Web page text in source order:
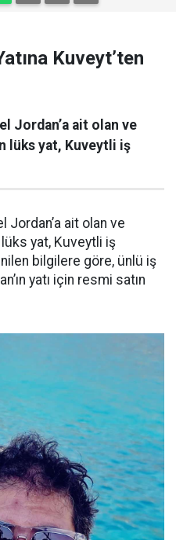
Kuveyt’ten
Jordan’a ait olan ve
lüks yat, Kuveytli iş
ait olan ve
yat, Kuveytli iş
bilgilere göre, ünlü iş
yatı için resmi satın